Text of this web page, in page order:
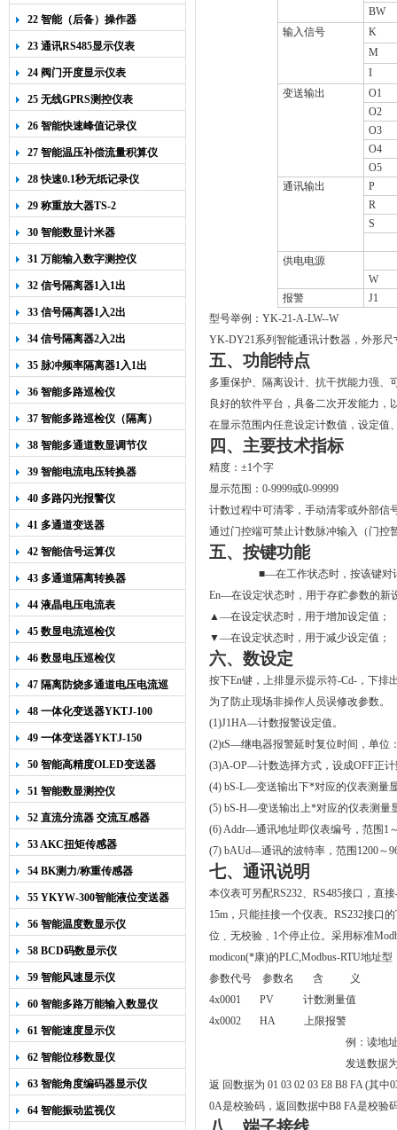
22 智能（后备）操作器
23 通讯RS485显示仪表
24 阀门开度显示仪表
25 无线GPRS测控仪表
26 智能快速峰值记录仪
27 智能温压补偿流量积算仪
28 快速0.1秒无纸记录仪
29 称重放大器TS-2
30 智能数显计米器
31 万能输入数字测控仪
32 信号隔离器1入1出
33 信号隔离器1入2出
34 信号隔离器2入2出
35 脉冲频率隔离器1入1出
36 智能多路巡检仪
37 智能多路巡检仪（隔离）
38 智能多通道数显调节仪
39 智能电流电压转换器
40 多路闪光报警仪
41 多通道变送器
42 智能信号运算仪
43 多通道隔离转换器
44 液晶电压电流表
45 数显电流巡检仪
46 数显电压巡检仪
47 隔离防烧多通道电压电流巡
检仪
48 一体化变送器YKTJ-100
49 一体变送器YKTJ-150
50 智能高精度OLED变送器
YK-218
51 智能数显测控仪
52 直流分流器 交流互感器
53 AKC扭矩传感器
54 BK测力/称重传感器
55 YKYW-300智能液位变送器
56 智能温度数显示仪
58 BCD码数显示仪
59 智能风速显示仪
60 智能多路万能输入数显仪
61 智能速度显示仪
62 智能位移数显仪
63 智能角度编码器显示仪
64 智能振动监视仪
BW
输入信号
K
M
I
变送输出
O1
O2
O3
O4
O5
通讯输出
P
R
S
供电电源
W
报警
J1
型号举例：YK-21-A-LW--W
YK-DY21系列智能通讯计数器，外形尺
五、 功能特点
多重保护、隔离设计、抗干扰能力强、
良好的软件平台，具备二次开发能力，
在显示范围内任意设定计数值，设定值
四、主要技术指标
精度：±1个字
显示范围：0-9999或0-99999
计数过程中可清零，手动清零或外部信
通过门控端可禁止计数脉冲输入（门控
五、按键功能
■—在工作状态时，按该键对
En—在设定状态时，用于存贮参数的新
▲—在设定状态时，用于增加设定值；
▼—在设定状态时，用于减少设定值；
六、 数设定
按下En键，上排显示提示符-Cd- ，下排
为了防止现场非操作人员误修改参数。
(1)J1HA—计数报警设定值。
(2)tS—继电器报警延时复位时间，单位
(3)A-OP—计数选择方式，设成OFF正
(4) bS-L—变送输出下*对应的仪表测量
(5) bS-H—变送输出上*对应的仪表测量
(6) Addr—通讯地址即仪表编号，范围 1
(7) bAUd—通讯的波特率，范围 1200～
七、 通讯说明
本仪表可另配RS232、RS485接口，直
15m ，只能挂接一个仪表。 RS232接口
位﹑无校验 ﹑ 1个停止位。采用标准
modicon(*康)的PLC,Modbus-RTU地址
参数代号 参数名 含 义
4x0001 PV 计数测量值
4x0002 HA 上限报警
例：读地
发送数据
返 回数据为 01 03 02 03 E8 B8 FA (其
0A是校验码，返回数据中B8 FA是校验